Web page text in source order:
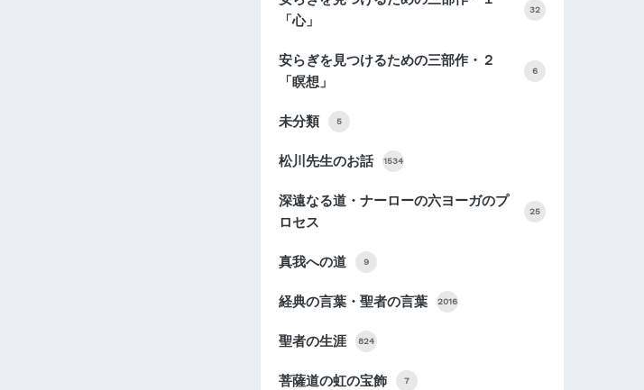
「心」
32
安らぎを見つけるための三部作・２
「瞑想」
6
未分類 5
松川先生のお話 1534
深遠なる道・ナーローの六ヨーガのプ
ロセス
25
真我への道 9
経典の言葉・聖者の言葉 2016
聖者の生涯 824
菩薩道の虹の宝飾 7